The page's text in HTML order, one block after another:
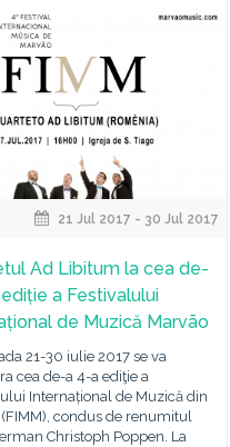
21 Jul 2017 - 30 Jul 2017
Ad Libitum la cea de-
a Festivalului
de Muzică Marvão
21-30 iulie 2017 se va
cea de-a 4-a ediţie a
Internațional de Muzică din
condus de renumitul
Christoph Poppen. La